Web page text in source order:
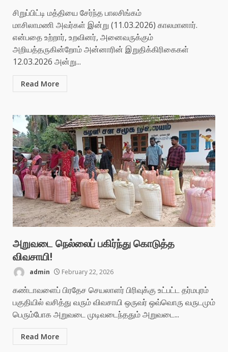
சிறுப்பிட்டி மத்தியை சேர்ந்த பாலசிங்கம்
மாசிலாமணி அவர்கள் இன்று (11.03.2026) காலமானார்.
என்பதை உற்றார், உறவினர், அனைவருக்கும்
அறியத்தருகின்றோம் அன்னாரின் இறுதிக்கிரிகைகள்
12.03.2026 அன்று...
Read More
அறுவடை நெல்லைப் பகிர்ந்து கொடுத்த
விவசாயி!
admin February 22, 2026
கண்டாவளைப் பிரதேச செயலாளர் பிரிவுக்கு உட்பட்ட தர்மபுரம்
பகுதியில் வசித்து வரும் விவசாயி ஒருவர் ஒவ்வொரு வருடமும்
பெரும்போக அறுவடை முடிவடைந்ததும் அறுவடை...
Read More